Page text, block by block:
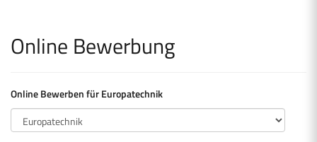
Online Bewerbung
Online Bewerben für Europatechnik